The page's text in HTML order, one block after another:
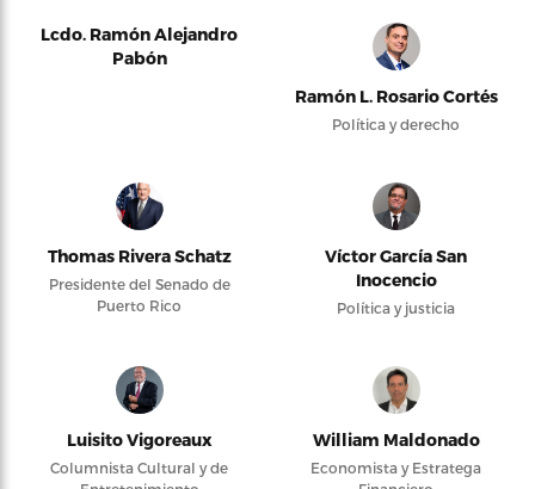
Lcdo. Ramón Alejandro
Pabón
Ramón L. Rosario Cortés
Política y derecho
Thomas Rivera Schatz
Presidente del Senado de
Puerto Rico
Víctor García San
Inocencio
Política y justicia
Luisito Vigoreaux
Columnista Cultural y de
William Maldonado
Economista y Estratega